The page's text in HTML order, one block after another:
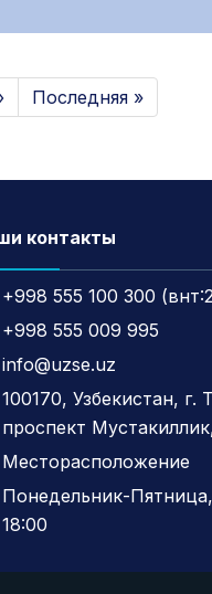
Последняя »
контакты
+998 555 100 300
+998 555 009 995
info@uzse.uz
100170, Узбекистан, г.
проспект
Месторасположение
Понедельник-
18:00